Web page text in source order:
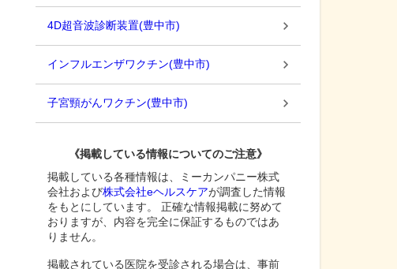
4D超音波診断装置(豊中市)
インフルエンザワクチン(豊中市)
子宮頸がんワクチン(豊中市)
《掲載している情報についてのご注意》
掲載している各種情報は、ミーカンパニー株式
会社および株式会社eヘルスケアが調査した情報
をもとにしています。 正確な情報掲載に努めて
おりますが、内容を完全に保証するものではあ
りません。
掲載されている医院を受診される場合は、事前